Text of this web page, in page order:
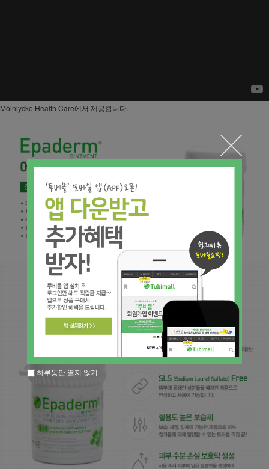
이코 라이프 하
Mölnlycke Health Care에서 제공합니다.
하루동안 열지 않기